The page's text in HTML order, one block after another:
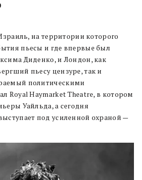
на территории которого
пьесы и где впервые был
Диденко, и Лондон, как
пьесу цензуре, так и
политическими
Royal Haymarket Theatre, в котором
Уайльда, а сегодня
под усиленной охраной —